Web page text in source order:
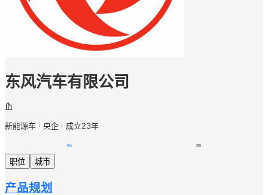
东风汽车有限公司
新能源车 · 央企 · 成立23年
职位 简章
职位 城市
产品规划